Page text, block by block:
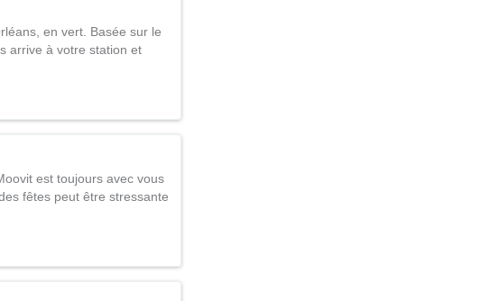
en vert. Basée sur le
arrive à votre station et
est toujours avec vous
fêtes peut être stressante